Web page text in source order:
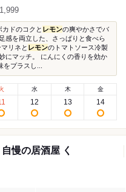
カドのコクと レモンの爽やかさでバ
感を両立した、さっぱりと食べら
リネと レモンのトマトソース冷製
にマッチ。 にんにくの香りを効か
プラスし...
水
12
木
13
金
14
慢の居酒屋 く